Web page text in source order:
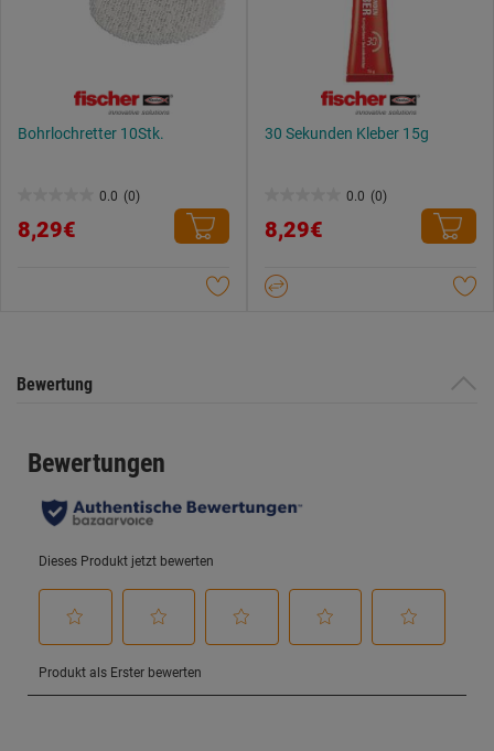
Bohrlochretter 10Stk.
0.0 (0)
von
8,29€
30 Sekunden Kleber 15g
0.0 (0)
von
Sternen.
8,29€
Bewertung